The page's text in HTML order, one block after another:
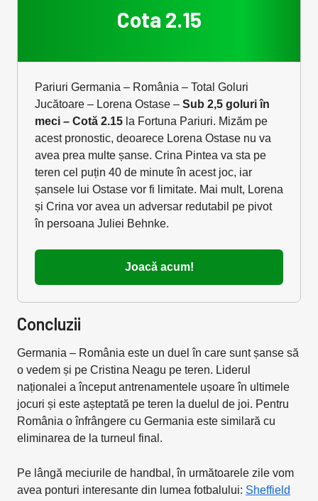
Cota 2.15
Pariuri Germania – România – Total Goluri
Jucătoare – Lorena Ostase – Sub 2,5 goluri în
meci – Cotă 2.15 la Fortuna Pariuri. Mizăm pe
acest pronostic, deoarece Lorena Ostase nu va
avea prea multe șanse. Crina Pintea va sta pe
teren cel puțin 40 de minute în acest joc, iar
șansele lui Ostase vor fi limitate. Mai mult, Lorena
și Crina vor avea un adversar redutabil pe pivot
în persoana Juliei Behnke.
Joacă acum!
Concluzii
Germania – România este un duel în care sunt șanse să
o vedem și pe Cristina Neagu pe teren. Liderul
naționalei a început antrenamentele ușoare în ultimele
jocuri și este așteptată pe teren la duelul de joi. Pentru
România o înfrângere cu Germania este similară cu
eliminarea de la turneul final.
Pe lângă meciurile de handbal, în următoarele zile vom
avea ponturi interesante din lumea fotbalului: Sheffield